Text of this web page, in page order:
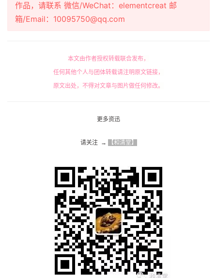
作品，请联系 微信/WeChat：elementcreat 邮
箱/Email：10095750@qq.com
本文由作者授权转载联合发布，
任何其他个人与团体转载请注明原文链接，
原文出处，不得对文章与图片做任何修改。
更多资迅
请关注  → 【和清堂】